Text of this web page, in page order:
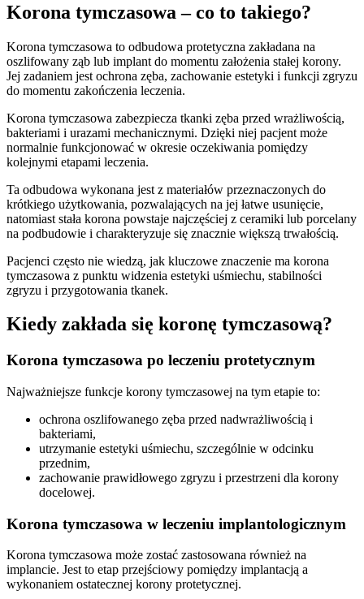
Korona tymczasowa – co to takiego?
Korona tymczasowa to odbudowa protetyczna zakładana na
oszlifowany ząb lub implant do momentu założenia stałej korony.
Jej zadaniem jest ochrona zęba, zachowanie estetyki i funkcji zgryzu
do momentu zakończenia leczenia.
Korona tymczasowa zabezpiecza tkanki zęba przed wrażliwością,
bakteriami i urazami mechanicznymi. Dzięki niej pacjent może
normalnie funkcjonować w okresie oczekiwania pomiędzy
kolejnymi etapami leczenia.
Ta odbudowa wykonana jest z materiałów przeznaczonych do
krótkiego użytkowania, pozwalających na jej łatwe usunięcie,
natomiast stała korona powstaje najczęściej z ceramiki lub porcelany
na podbudowie i charakteryzuje się znacznie większą trwałością.
Pacjenci często nie wiedzą, jak kluczowe znaczenie ma korona
tymczasowa z punktu widzenia estetyki uśmiechu, stabilności
zgryzu i przygotowania tkanek.
Kiedy zakłada się koronę tymczasową?
Korona tymczasowa po leczeniu protetycznym
Najważniejsze funkcje korony tymczasowej na tym etapie to:
ochrona oszlifowanego zęba przed nadwrażliwością i
bakteriami,
utrzymanie estetyki uśmiechu, szczególnie w odcinku
przednim,
zachowanie prawidłowego zgryzu i przestrzeni dla korony
docelowej.
Korona tymczasowa w leczeniu implantologicznym
Korona tymczasowa może zostać zastosowana również na
implancie. Jest to etap przejściowy pomiędzy implantacją a
wykonaniem ostatecznej korony protetycznej.